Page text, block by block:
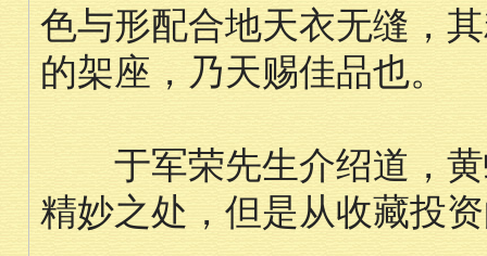
色与形配合地天衣无缝，
的架座，乃天赐佳品也。
于军荣先生介绍道，黄
精妙之处，但是从收藏投